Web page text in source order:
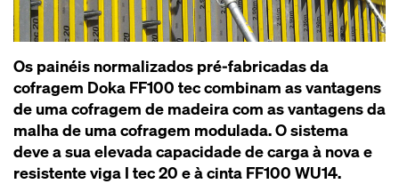
Os painéis normalizados pré-fabricadas da
cofragem Doka FF100 tec combinam as vantagens
de uma cofragem de madeira com as vantagens da
malha de uma cofragem modulada. O sistema
deve a sua elevada capacidade de carga à nova e
resistente viga I tec 20 e à cinta FF100 WU14.